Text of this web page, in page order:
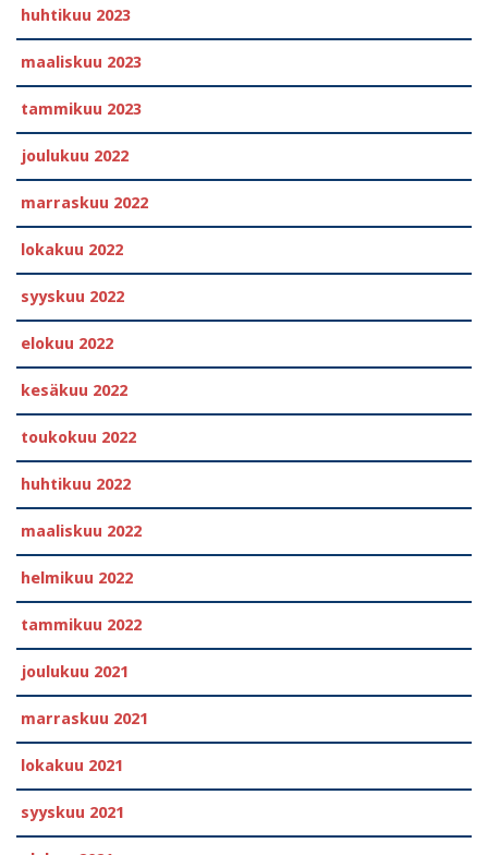
huhtikuu 2023
maaliskuu 2023
tammikuu 2023
joulukuu 2022
marraskuu 2022
lokakuu 2022
syyskuu 2022
elokuu 2022
kesäkuu 2022
toukokuu 2022
huhtikuu 2022
maaliskuu 2022
helmikuu 2022
tammikuu 2022
joulukuu 2021
marraskuu 2021
lokakuu 2021
syyskuu 2021